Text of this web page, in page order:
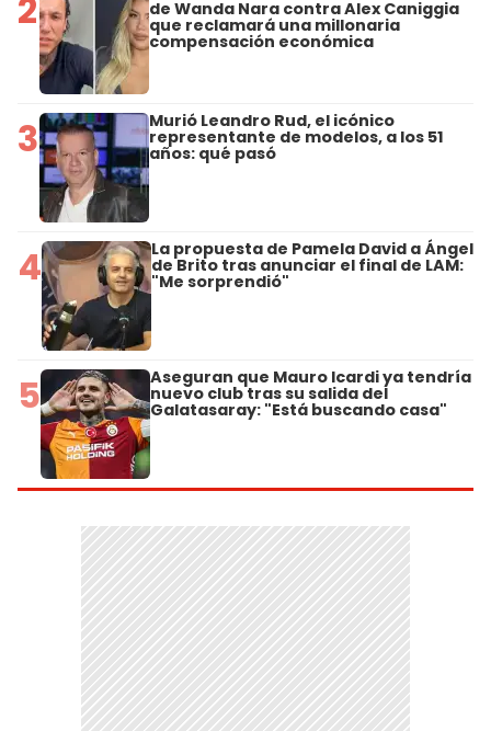
2 de Wanda Nara contra Alex Caniggia
que reclamará una millonaria
compensación económica
3 Murió Leandro Rud, el icónico
representante de modelos, a los 51
años: qué pasó
4 La propuesta de Pamela David a Ángel
de Brito tras anunciar el final de LAM:
"Me sorprendió"
5 Aseguran que Mauro Icardi ya tendría
nuevo club tras su salida del
Galatasaray: "Está buscando casa"